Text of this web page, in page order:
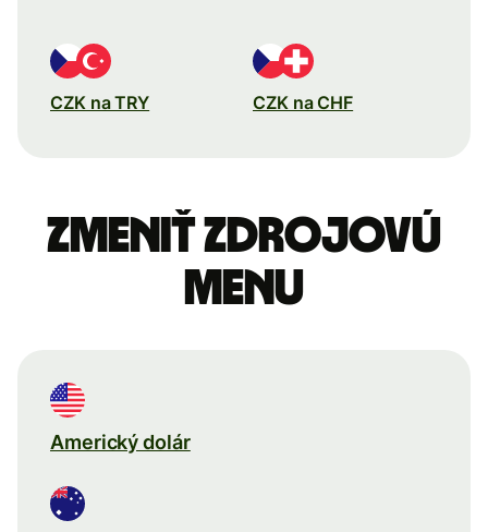
CZK na TRY CZK na CHF
Zmeniť zdrojovú
menu
Americký dolár